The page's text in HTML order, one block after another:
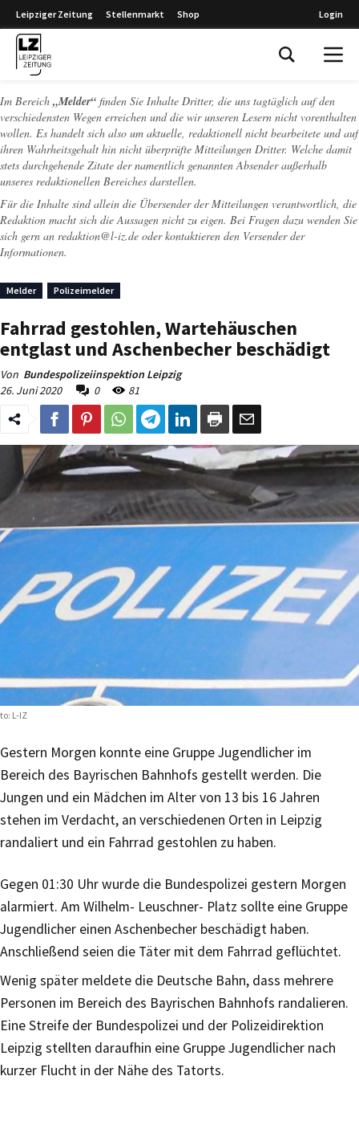
Leipziger Zeitung Stellenmarkt Shop Login
Im Bereich „Melder“ finden Sie Inhalte Dritter, die uns tagtäglich auf den
verschiedensten Wegen erreichen und die wir unseren Lesern nicht vorenthalten
wollen. Es handelt sich also um aktuelle, redaktionell nicht bearbeitete und auf
ihren Wahrheitsgehalt hin nicht überprüfte Mitteilungen Dritter. Welche damit
stets durchgehende Zitate der namentlich genannten Absender außerhalb
unseres redaktionellen Bereiches darstellen.
Für die Inhalte sind allein die Übersender der Mitteilungen verantwortlich, die
Redaktion macht sich die Aussagen nicht zu eigen. Bei Fragen dazu wenden Sie
sich gern an redaktion@l-iz.de oder kontaktieren den Versender der
Informationen.
Melder Polizeimelder
Fahrrad gestohlen, Wartehäuschen
entglast und Aschenbecher beschädigt
Von Bundespolizeiinspektion Leipzig
26. Juni 2020
0 81
L-IZ
Gestern Morgen konnte eine Gruppe Jugendlicher im
Bereich des Bayrischen Bahnhofs gestellt werden. Die
Jungen und ein Mädchen im Alter von 13 bis 16 Jahren
stehen im Verdacht, an verschiedenen Orten in Leipzig
randaliert und ein Fahrrad gestohlen zu haben.
Gegen 01:30 Uhr wurde die Bundespolizei gestern Morgen
alarmiert. Am Wilhelm- Leuschner- Platz sollte eine Gruppe
Jugendlicher einen Aschenbecher beschädigt haben.
Anschließend seien die Täter mit dem Fahrrad geflüchtet.
Wenig später meldete die Deutsche Bahn, dass mehrere
Personen im Bereich des Bayrischen Bahnhofs randalieren.
Eine Streife der Bundespolizei und der Polizeidirektion
Leipzig stellten daraufhin eine Gruppe Jugendlicher nach
kurzer Flucht in der Nähe des Tatorts.